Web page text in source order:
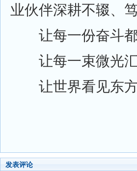
业伙伴深耕不辍、
让每一份奋斗都
让每一束微光汇
让世界看见东方
发表评论